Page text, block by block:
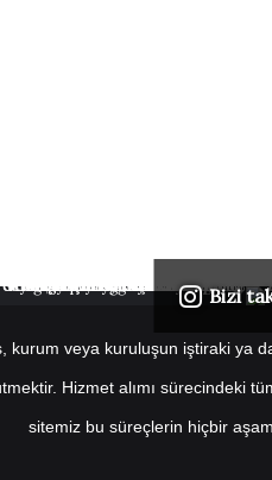
Bizi
kurum veya kuruluşun iştiraki ya
Hizmet alımı
sitemiz bu süreçlerin hiçbir